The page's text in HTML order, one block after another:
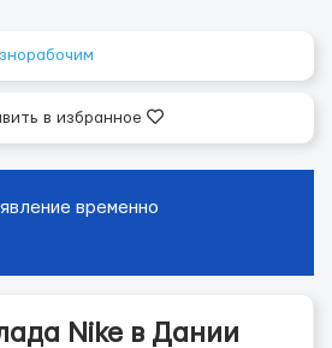
в избранное
временно
Nike в Дании